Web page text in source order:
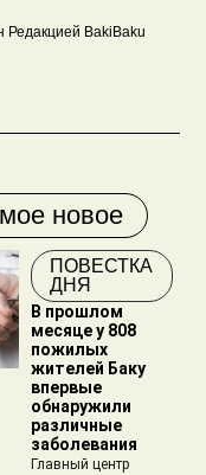
Редакцией BakiBaku
новое
ПОВЕСТКА
ДНЯ
В прошлом
месяце у 808
пожилых
жителей Баку
впервые
обнаружили
различные
заболевания
Главный центр